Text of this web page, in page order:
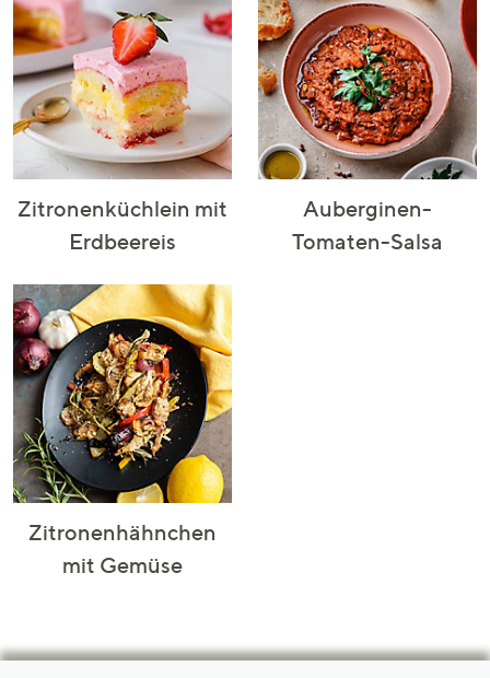
Zitronenküchlein mit
Erdbeereis
Auberginen-
Tomaten-Salsa
Zitronenhähnchen
mit Gemüse